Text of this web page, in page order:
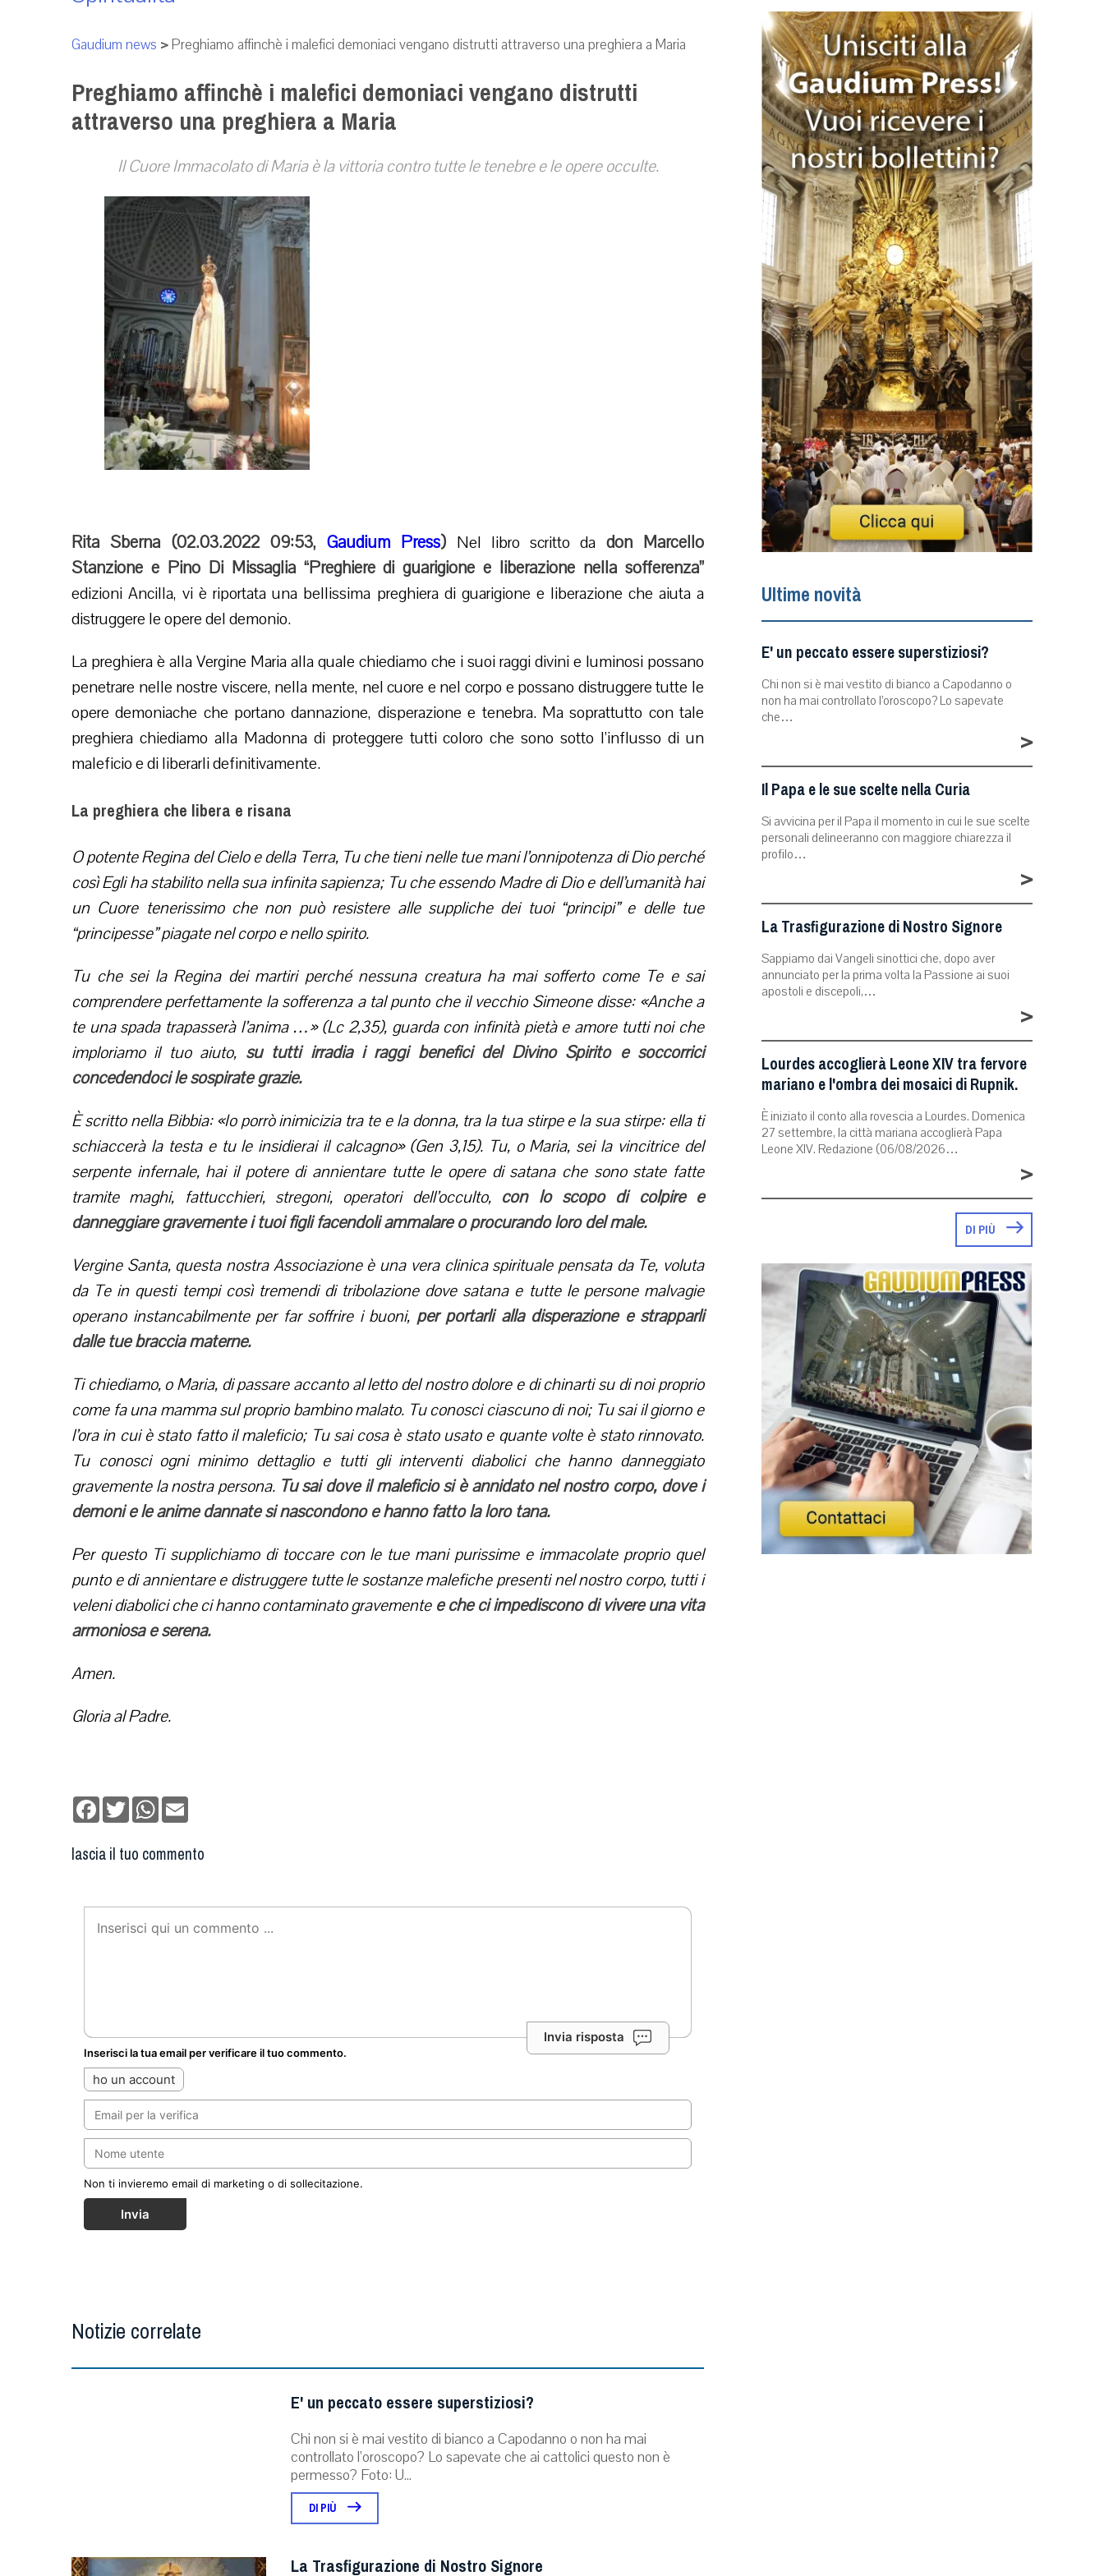
Gaudium news >Preghiamo affinchè i malefici demoniaci vengano distrutti attraverso una preghiera a Maria
Preghiamo affinchè i malefici demoniaci vengano distrutti
attraverso una preghiera a Maria
Il Cuore Immacolato di Maria è la vittoria contro tutte le tenebre e le opere occulte.
Rita Sberna (02.03.2022 09:53,Gaudium Press) Nel libro scritto da don Marcello
Stanzione e Pino Di Missaglia “Preghiere di guarigione e liberazione nella sofferenza”
edizioni Ancilla, vi è riportata una bellissima preghiera di guarigione e liberazione che aiuta a
distruggere le opere del demonio.
La preghiera è alla Vergine Maria alla quale chiediamo che i suoi raggi divini e luminosi possano
penetrare nelle nostre viscere, nella mente, nel cuore e nel corpo e possano distruggere tutte le
opere demoniache che portano dannazione, disperazione e tenebra. Ma soprattutto con tale
preghiera chiediamo alla Madonna di proteggere tutti coloro che sono sotto l’influsso di un
maleficio e di liberarli definitivamente.
La preghiera che libera e risana
O potente Regina del Cielo e della Terra, Tu che tieni nelle tue mani l’onnipotenza di Dio perché
così Egli ha stabilito nella sua infinita sapienza; Tu che essendo Madre di Dio e dell’umanità hai
un Cuore tenerissimo che non può resistere alle suppliche dei tuoi “principi” e delle tue
“principesse” piagate nel corpo e nello spirito.
Tu che sei la Regina dei martiri perché nessuna creatura ha mai sofferto come Te e sai
comprendere perfettamente la sofferenza a tal punto che il vecchio Simeone disse: «Anche a
te una spada trapasserà l’anima …» (Lc 2,35), guarda con infinità pietà e amore tutti noi che
imploriamo il tuo aiuto, su tutti irradia i raggi benefici del Divino Spirito e soccorrici
concedendoci le sospirate grazie.
È scritto nella Bibbia: «Io porrò inimicizia tra te e la donna, tra la tua stirpe e la sua stirpe: ella ti
schiaccerà la testa e tu le insidierai il calcagno» (Gen 3,15). Tu, o Maria, sei la vincitrice del
serpente infernale, hai il potere di annientare tutte le opere di satana che sono state fatte
tramite maghi, fattucchieri, stregoni, operatori dell’occulto, con lo scopo di colpire e
danneggiare gravemente i tuoi figli facendoli ammalare o procurando loro del male.
Vergine Santa, questa nostra Associazione è una vera clinica spirituale pensata da Te, voluta
da Te in questi tempi così tremendi di tribolazione dove satana e tutte le persone malvagie
operano instancabilmente per far soffrire i buoni, per portarli alla disperazione e strapparli
dalle tue braccia materne.
Ti chiediamo, o Maria, di passare accanto al letto del nostro dolore e di chinarti su di noi proprio
come fa una mamma sul proprio bambino malato. Tu conosci ciascuno di noi; Tu sai il giorno e
l’ora in cui è stato fatto il maleficio; Tu sai cosa è stato usato e quante volte è stato rinnovato.
Tu conosci ogni minimo dettaglio e tutti gli interventi diabolici che hanno danneggiato
gravemente la nostra persona. Tu sai dove il maleficio si è annidato nel nostro corpo, dove i
demoni e le anime dannate si nascondono e hanno fatto la loro tana.
Per questo Ti supplichiamo di toccare con le tue mani purissime e immacolate proprio quel
punto e di annientare e distruggere tutte le sostanze malefiche presenti nel nostro corpo, tutti i
veleni diabolici che ci hanno contaminato gravemente e che ci impediscono di vivere una vita
armoniosa e serena.
Amen.
Gloria al Padre.
Facebook
TwitterWhatsApp
lascia il tuo commento
Invia risposta
Inserisci la tua email per verificare il tuo commento.
ho un account
Non ti invieremo email di marketing o di sollecitazione.
Invia
Notizie correlate
E' un peccato essere superstiziosi?
Chi non si è mai vestito di bianco a Capodanno o non ha mai
controllato l’oroscopo? Lo sapevate che ai cattolici questo non è
permesso? Foto: U...
DI PIÙ
La Trasfigurazione di Nostro Signore
Ultime novità
E' un peccato essere superstiziosi?
Chi non si è mai vestito di bianco a Capodanno o
non ha mai controllato l’oroscopo? Lo sapevate
che…
>
Il Papa e le sue scelte nella Curia
Si avvicina per il Papa il momento in cui le sue scelte
personali delineeranno con maggiore chiarezza il
profilo…
>
La Trasfigurazione di Nostro Signore
Sappiamo dai Vangeli sinottici che, dopo aver
annunciato per la prima volta la Passione ai suoi
apostoli e discepoli,…
>
Lourdes accoglierà Leone XIV tra fervore
mariano e l'ombra dei mosaici di Rupnik.
È iniziato il conto alla rovescia a Lourdes. Domenica
27 settembre, la città mariana accoglierà Papa
Leone XIV. Redazione (06/08/2026…
>
DI PIÙ